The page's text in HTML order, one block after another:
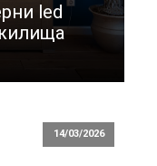
led
14/03/2026